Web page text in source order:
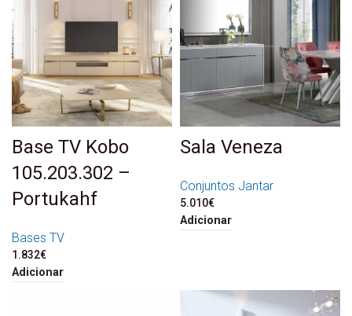
Base TV Kobo
105.203.302 –
Portukahf
Bases TV
1.832€
Adicionar
Sala Veneza
Conjuntos Jantar
5.010€
Adicionar